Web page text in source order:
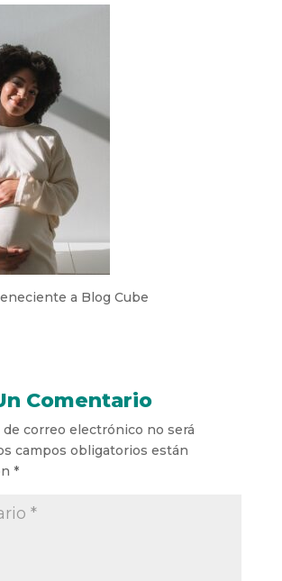
a Blog Cube
Comentario
correo electrónico no será
campos obligatorios están
*